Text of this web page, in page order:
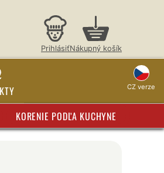
PrihlásiťNákupný košík
CZ verze
KORENIE PODĽA KUCHYNE